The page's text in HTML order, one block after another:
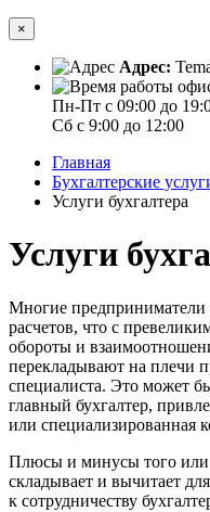
×
Адрес:
Пн-Пт с 09:00 до
Сб с 9:00 до 12:00
Главная
Бухгалтерские
Услуги бухгалтера
Услуги
Многие предприниматели
расчетов, что с
обороты и
перекладывают на плечи
специалиста. Это может
главный бухгалтер,
или специализированная
Плюсы и минусы того или
складывает и вычитает
к сотрудничеству